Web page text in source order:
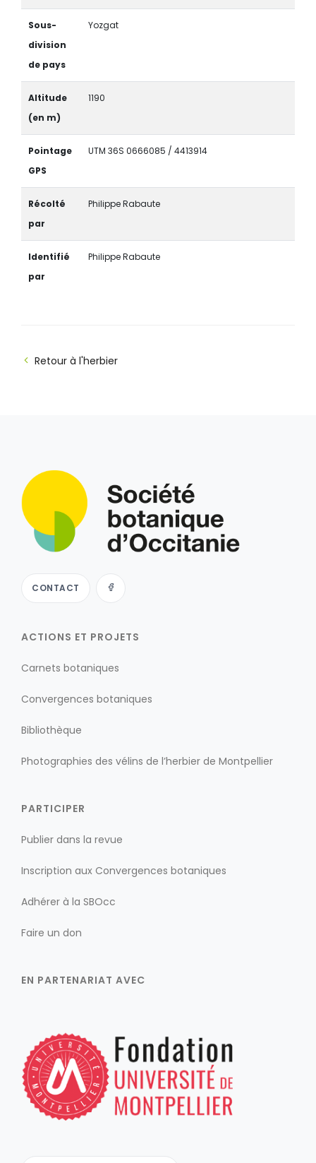
Sous-
division
de pays
Yozgat
Altitude
(en m)
1190
Pointage
GPS
UTM 36S 0666085 / 4413914
Récolté
par
Philippe Rabaute
Identifié
par
Philippe Rabaute
Retour à l'herbier
CONTACT
ACTIONS ET PROJETS
Carnets botaniques
Convergences botaniques
Bibliothèque
Photographies des vélins de l’herbier de Montpellier
PARTICIPER
Publier dans la revue
Inscription aux Convergences botaniques
Adhérer à la SBOcc
Faire un don
EN PARTENARIAT AVEC